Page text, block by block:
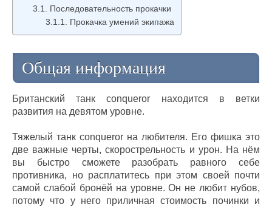
Последовательность прокачки
Прокачка умений экипажа
Общая информация
Британский танк conqueror находится в ветки
развития на девятом уровне.
Тяжелый танк conqueror на любителя. Его фишка это
две важные черты, скорострельность и урон. На нём
вы быстро сможете разобрать равного себе
противника, но расплатитесь при этом своей почти
самой слабой бронёй на уровне. Он не любит нубов,
потому что у него приличная стоимость починки и